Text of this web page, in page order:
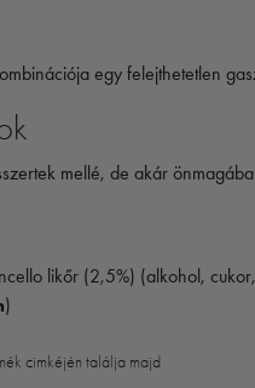
egy felejthetetlen
mellé, de akár
likőr (2,5%) (alkohol,
)
cimkéjén találja majd